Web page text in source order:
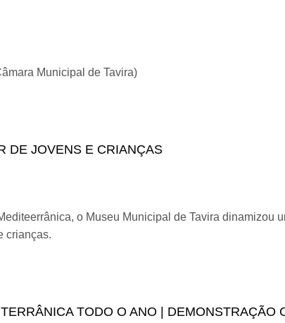
Municipal de Tavira)
DE JOVENS E CRIANÇAS
o Museu Municipal de Tavira dinamizou
crianças.
TODO O ANO | DEMONSTRAÇÃO